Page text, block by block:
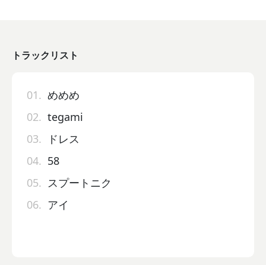
トラックリスト
01. めめめ
02. tegami
03. ドレス
04. 58
05. スプートニク
06. アイ